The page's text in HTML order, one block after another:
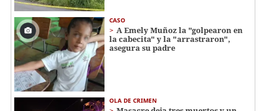
CASO
A Emely Muñoz la "golpearon en
la cabecita" y la "arrastraron",
asegura su padre
OLA DE CRIMEN